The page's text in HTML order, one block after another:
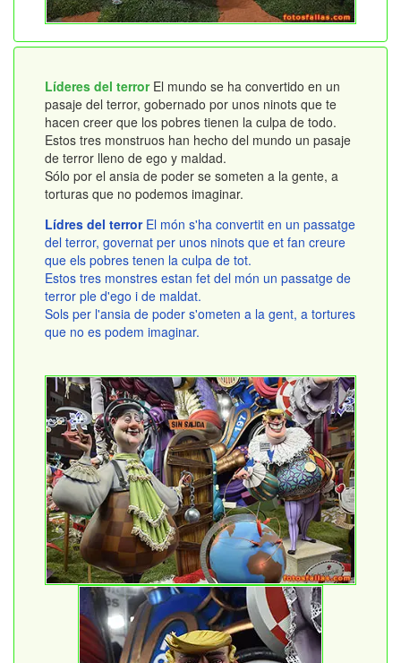
Líderes del terrorEl mundo se ha convertido en un
pasaje del terror, gobernado por unos ninots que te
hacen creer que los pobres tienen la culpa de todo.
Estos tres monstruos han hecho del mundo un pasaje
de terror lleno de ego y maldad.
Sólo por el ansia de poder se someten a la gente, a
torturas que no podemos imaginar.
Lídres del terrorEl món s'ha convertit en un passatge
del terror, governat per unos ninots que et fan creure
que els pobres tenen la culpa de tot.
Estos tres monstres estan fet del món un passatge de
terror ple d'ego i de maldat.
Sols per l'ansia de poder s'ometen a la gent, a tortures
que no es podem imaginar.